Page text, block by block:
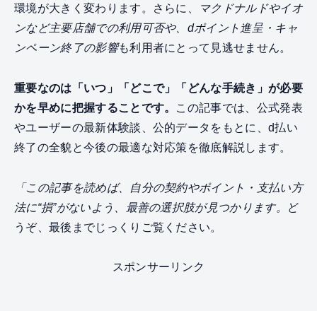
環境が大きく変わります。さらに、
マクドナルドやイオ
ンなど主要店舗での利用可否や、dポイント進呈・キャ
ンペーン終了の影響も利用者にとって見逃せません。
重要なのは「いつ」「どこで」「どんな手続き」が必要
かを早めに把握することです。 この記事では、公式発表
やユーザーの最新体験談、公的データをもとに、d払い
終了の全貌と今後の最適な対応策を徹底解説します。
「この記事を読めば、自分の契約やポイント・支払い方
法に“損”がないよう、最善の選択肢が見つかります。
ど
うぞ、最後までじっくりご覧ください。
スポンサーリンク